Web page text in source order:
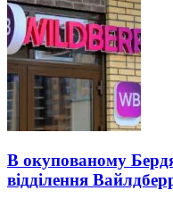
В окупованому
відділення